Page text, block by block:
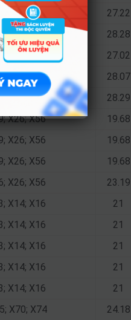
D01; X70 27.22
D07; X06 28.28
X26; X56 27.02
X74; X78 28.07
X78; X79 28.29
X26; X56 19.68
X26; X56 19.68
X26; X56 19.68
X26; X56 23.19
X14; X16
21
X14; X16
21
X14; X16
21
X14; X16
21
X14; X16
21
X70; X74 24.18